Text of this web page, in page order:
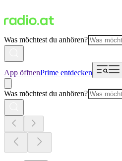
Was möchtest du anhören?
App öffnenPrime entdecken
Was möchtest du anhören?